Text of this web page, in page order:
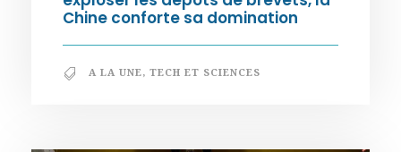
Chine conforte sa domination
A LA UNE, TECH ET SCIENCES